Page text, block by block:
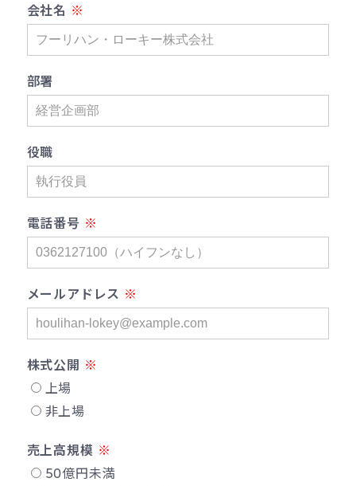
会社名
部署
役職
電話番号
メールアドレス
株式公開
上場
非上場
売上高規模
50億円未満